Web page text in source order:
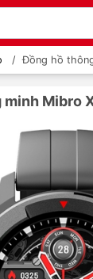
/ Đồng hồ
Mibro